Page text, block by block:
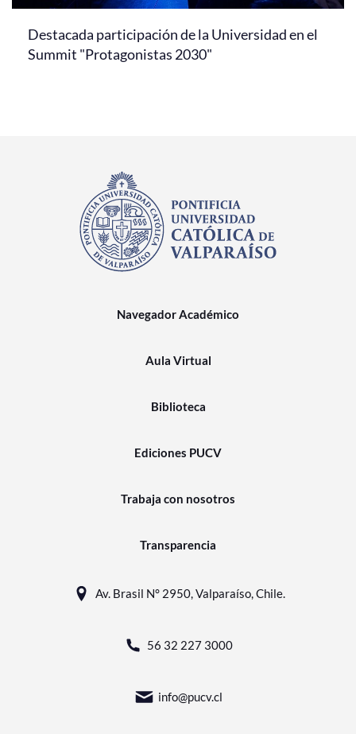
Destacada participación de la Universidad en el
Summit "Protagonistas 2030"
Navegador Académico
Aula Virtual
Biblioteca
Ediciones PUCV
Trabaja con nosotros
Transparencia
Av. Brasil N° 2950, Valparaíso, Chile.
56 32 227 3000
info@pucv.cl